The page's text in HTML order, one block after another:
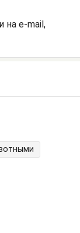
на e-mail,